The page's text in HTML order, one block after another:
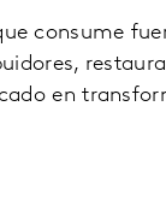
consume
en